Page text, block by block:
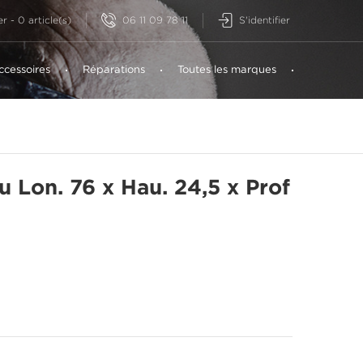
- 0 article(s) 06 11 09 78 11 S'identifier
Réparations Toutes les marques
Lon. 76 x Hau. 24,5 x Prof